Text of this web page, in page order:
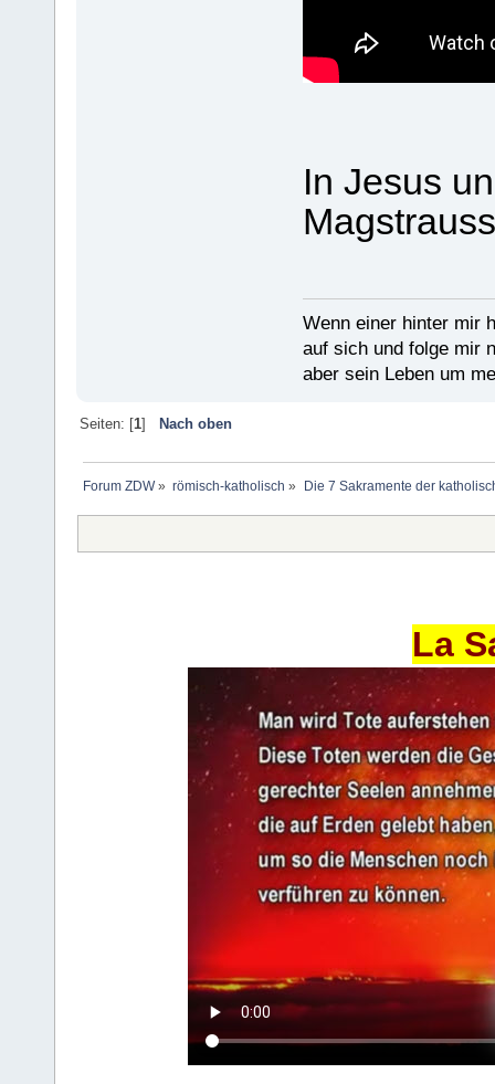
In Jesus
Magstrauss
Wenn einer hinter mir
auf sich und folge mir
aber sein Leben um
Seiten: [1] Nach oben
Forum ZDW» römisch-katholisch » Die 7 Sakramente der
La